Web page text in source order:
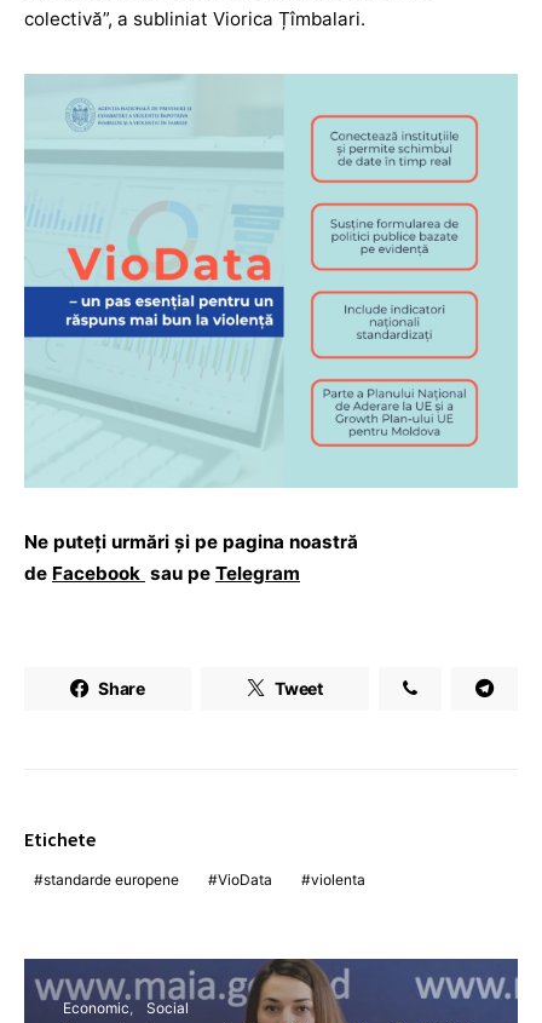
colectivă”, a subliniat Viorica Țîmbalari.
Ne puteți urmări și pe pagina noastră
de Facebook sau pe Telegram
Share Tweet
Etichete
standarde europene VioData violenta
Economic Social